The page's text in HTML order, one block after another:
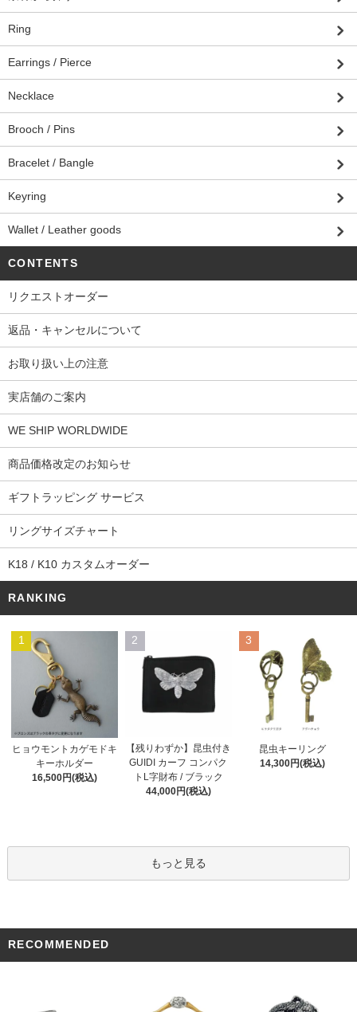
Ring
Earrings / Pierce
Necklace
Brooch / Pins
Bracelet / Bangle
Keyring
Wallet / Leather goods
CONTENTS
リクエストオーダー
返品・キャンセルについて
お取り扱い上の注意
実店舗のご案内
WE SHIP WORLDWIDE
商品価格改定のお知らせ
ギフトラッピング サービス
リングサイズチャート
K18 / K10 カスタムオーダー
RANKING
1
ヒョウモントカゲモドキ
キーホルダー
16,500円(税込)
2
【残りわずか】昆虫付き
GUIDI カーフ コンパク
トL字財布 / ブラック
44,000円(税込)
3
昆虫キーリング
14,300円(税込)
もっと見る
RECOMMENDED